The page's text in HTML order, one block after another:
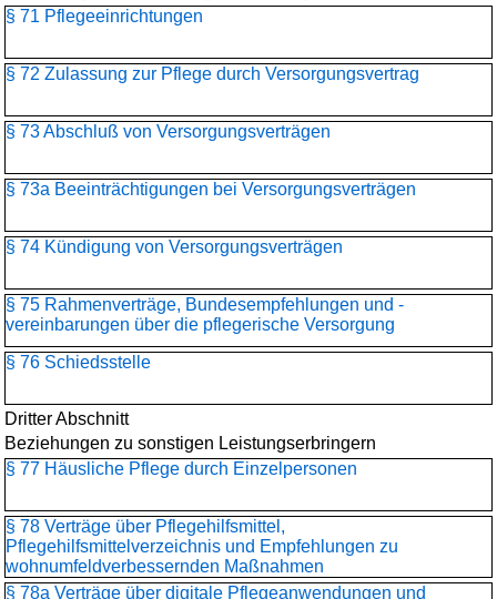
§ 71 Pflegeeinrichtungen
§ 72 Zulassung zur Pflege durch Versorgungsvertrag
§ 73 Abschluß von Versorgungsverträgen
§ 73a Beeinträchtigungen bei Versorgungsverträgen
§ 74 Kündigung von Versorgungsverträgen
§ 75 Rahmenverträge, Bundesempfehlungen und -
vereinbarungen über die pflegerische Versorgung
§ 76 Schiedsstelle
Dritter Abschnitt
Beziehungen zu sonstigen Leistungserbringern
§ 77 Häusliche Pflege durch Einzelpersonen
§ 78 Verträge über Pflegehilfsmittel,
Pflegehilfsmittelverzeichnis und Empfehlungen zu
wohnumfeldverbessernden Maßnahmen
§ 78a Verträge über digitale Pflegeanwendungen und